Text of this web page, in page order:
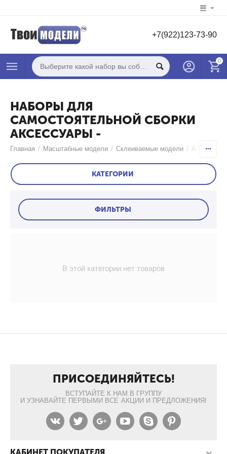
+7(922)123-73-90
0
НАБОРЫ ДЛЯ
САМОСТОЯТЕЛЬНОЙ СБОРКИ
АКСЕССУАРЫ -
Главная / Масштабные модели / Склеиваемые модели /
КАТЕГОРИИ
ФИЛЬТРЫ
В этой категории нет товаров
ПРИСОЕДИНЯЙТЕСЬ!
ВСТУПАЙТЕ К НАМ В ГРУППУ
И УЗНАВАЙТЕ ПЕРВЫМИ ВСЕ АКЦИИ И ПРЕДЛОЖЕНИЯ!